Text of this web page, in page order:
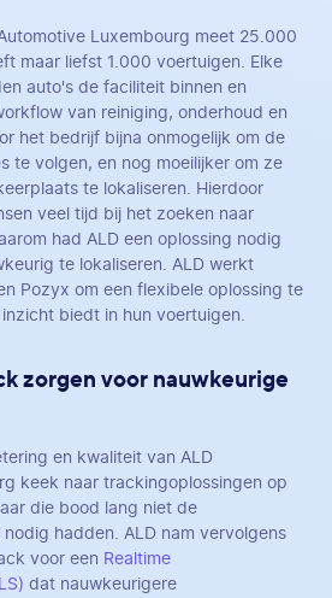
Luxembourg meet 25.000
maar liefst 1.000 voertuigen. Elke
auto's de faciliteit binnen en
van reiniging, onderhoud en
het bedrijf bijna onmogelijk om de
te volgen, en nog moeilijker om ze
te lokaliseren. Hierdoor
veel tijd bij het zoeken naar
had ALD een oplossing nodig
te lokaliseren. ALD werkt
Pozyx om een flexibele oplossing te
biedt in hun voertuigen.
zorgen voor nauwkeurige
en kwaliteit van ALD
keek naar trackingoplossingen op
die bood lang niet de
hadden. ALD nam vervolgens
voor een Realtime
dat nauwkeurigere